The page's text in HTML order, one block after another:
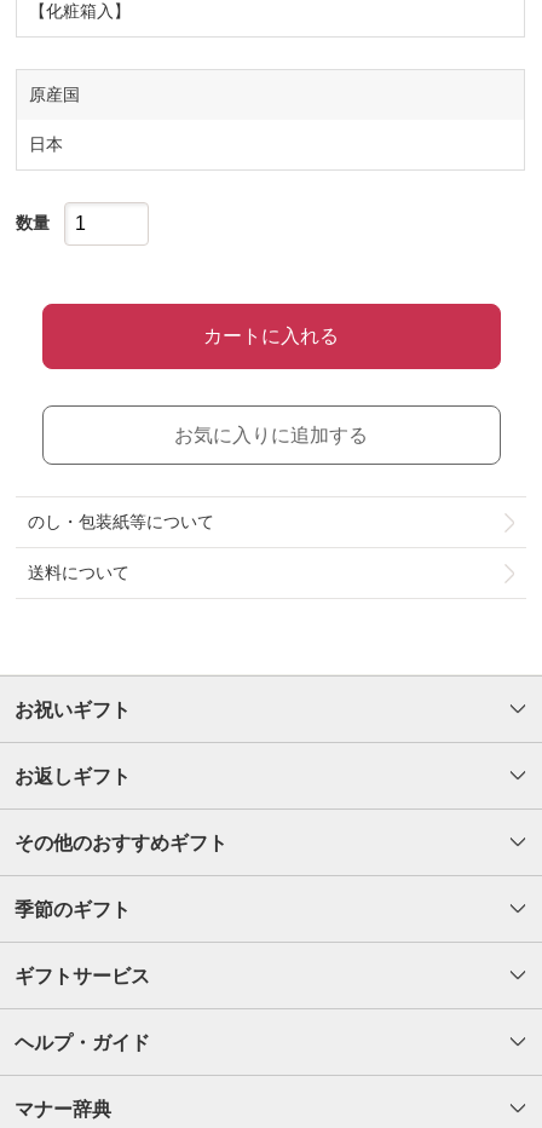
【化粧箱入】
原産国
日本
数量
カートに入れる
お気に入りに追加する
のし・包装紙等について
送料について
お祝いギフト
お返しギフト
その他のおすすめギフト
季節のギフト
ギフトサービス
ヘルプ・ガイド
マナー辞典